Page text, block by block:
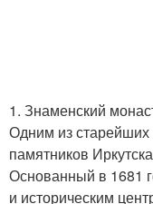
1. Знаменский
Одним из
памятников
Основанный в 1681
и историческим